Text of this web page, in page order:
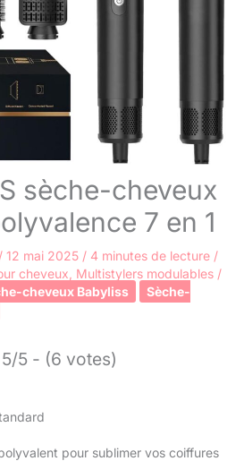
sèche-cheveux
7 en 1
/ 12 mai 2025 / 4 minutes de lecture /
cheveux, Multistylers modulables /
cheveux Babyliss
Sèche-
5/5 - (6 votes)
pour sublimer vos coiffures